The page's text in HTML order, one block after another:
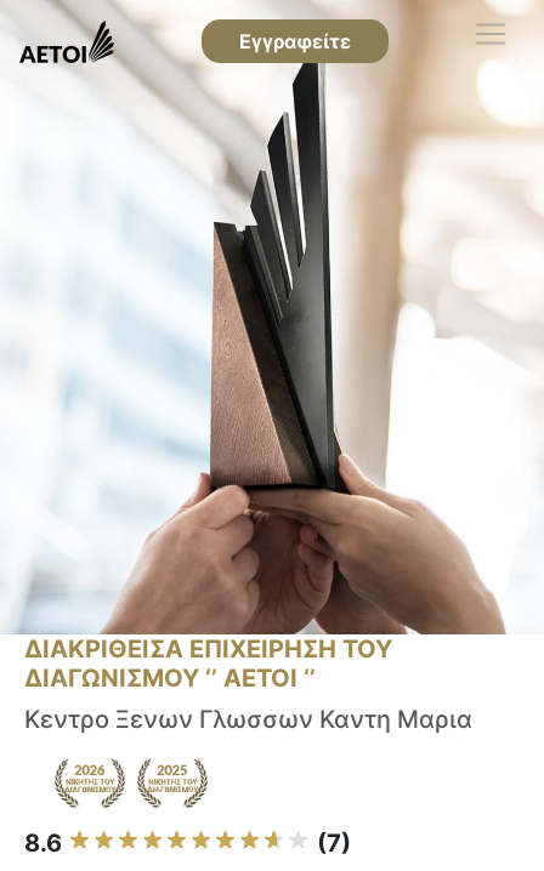
Εγγραφείτε
ΔΙΑΚΡΙΘΕΙΣΑ ΕΠΙΧΕΙΡΗΣΗ ΤΟΥ
ΔΙΑΓΩΝΙΣΜΟΥ ‘’ ΑΕΤΟΙ ‘’
Κεντρο Ξενων Γλωσσων Καντη Μαρια
8.6 (7)